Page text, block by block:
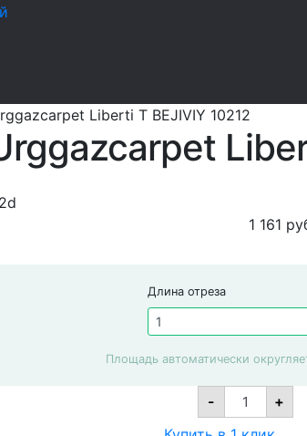
Liberti T BEJIVIY 10212
1 161
Длина отреза
Площадь автоматически
-
Ковролин
Liberti
+